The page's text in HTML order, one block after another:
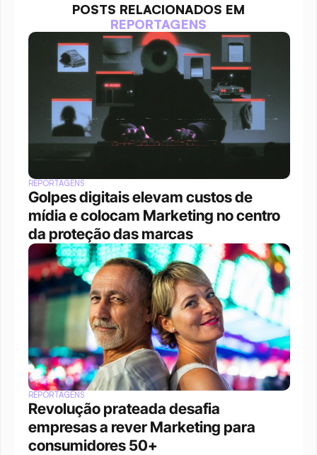
POSTS RELACIONADOS EM
REPORTAGENS
REPORTAGENS
Golpes digitais elevam custos de
mídia e colocam Marketing no centro
da proteção das marcas
REPORTAGENS
Revolução prateada desafia
empresas a rever Marketing para
consumidores 50+